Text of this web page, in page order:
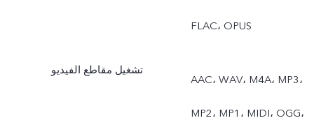
FLAC، OPUS
تشغيل مقاطع الفيديو
AAC، WAV، M4A، MP3،
MP2، MP1، MIDI، OGG،